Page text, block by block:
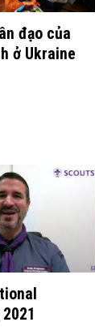
đạo của
ở Ukraine